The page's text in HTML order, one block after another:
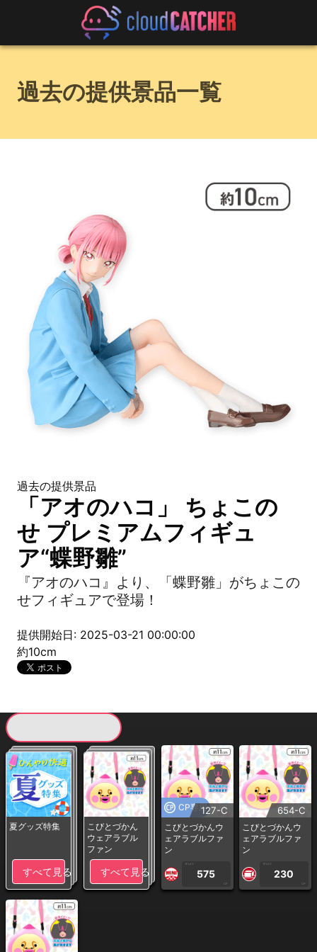
過去の提供景品一覧
過去の提供景品
「アオのハコ」 ちょこの
せ プレミアムフィギュ
ア“蝶野雛”
『アオのハコ』より、「蝶野雛」がちょこの
せフィギュアで登場！
提供開始日: 2025-03-21 00:00:00
約10cm
夏グッズ特集
すべて見る
こびとづかん
ウェアラブル
ファン
すべて見る
CP専用127-C
こびとづかんウ
ェアラブルファ
ン
1PLAY
575
CP
654-C
こびとづかんウ
ェアラブルファ
ン
1PLAY
230
CP